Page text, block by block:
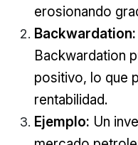
erosionando
Backwardation:
Backwardation
positivo, lo que
rentabilidad.
Ejemplo: Un